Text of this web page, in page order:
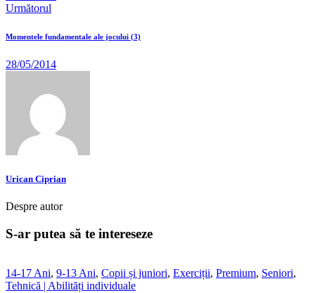
Următorul
Momentele fundamentale ale jocului (3)
28/05/2014
Urican Ciprian
Despre autor
S-ar putea să te intereseze
14-17 Ani, 9-13 Ani, Copii și juniori, Exerciții, Premium, Seniori,
Tehnică | Abilități individuale